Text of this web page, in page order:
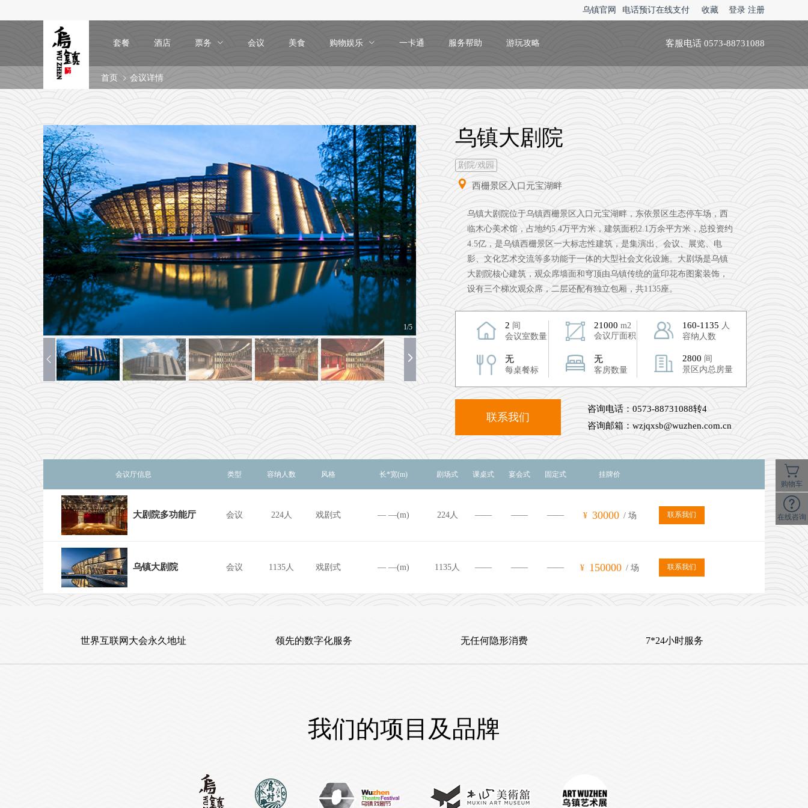
乌镇官网 电话预订在线支付 收藏 登录 注册
套餐 酒店 票务 会议 美食 购物娱乐 一卡通 服务帮助 游玩攻略 客服电话 0573-88731088
首页 会议详情
2/5
乌镇大剧院
剧院/戏园
西栅景区入口元宝湖畔
乌镇大剧院位于乌镇西栅景区入口元宝湖畔，东依景区生态停车场，西
临木心美术馆，占地约5.4万平方米，建筑面积2.1万余平方米，总投资约
4.5亿，是乌镇西栅景区一大标志性建筑，是集演出、会议、展览、电
影、文化艺术交流等多功能于一体的大型社会文化设施。大剧场是乌镇
大剧院核心建筑，观众席墙面和穹顶由乌镇传统的蓝印花布图案装饰，
设有三个梯次观众席，二层还配有独立包厢，共1135座。
2 间
会议室数量
无
每桌餐标
21000 m2
会议厅面积
无
客房数量
160-1135 人
容纳人数
2800 间
景区内总房量
联系我们
咨询电话：0573-88731088转4
咨询邮箱：wzjqxsb@wuzhen.com.cn
会议厅信息 类型 容纳人数 风格 长*宽(m) 剧场式 课桌式 宴会式 固定式 挂牌价
大剧院多功能厅 会议 224人 戏剧式 — —(m) 224人 —— —— —— ¥ 30000 / 场 联系我们
乌镇大剧院 会议 1135人 戏剧式 — —(m) 1135人 —— —— —— ¥ 150000 / 场 联系我们
世界互联网大会永久地址 领先的数字化服务 无任何隐形消费 7*24小时服务
我们的项目及品牌
购物车
在线咨询